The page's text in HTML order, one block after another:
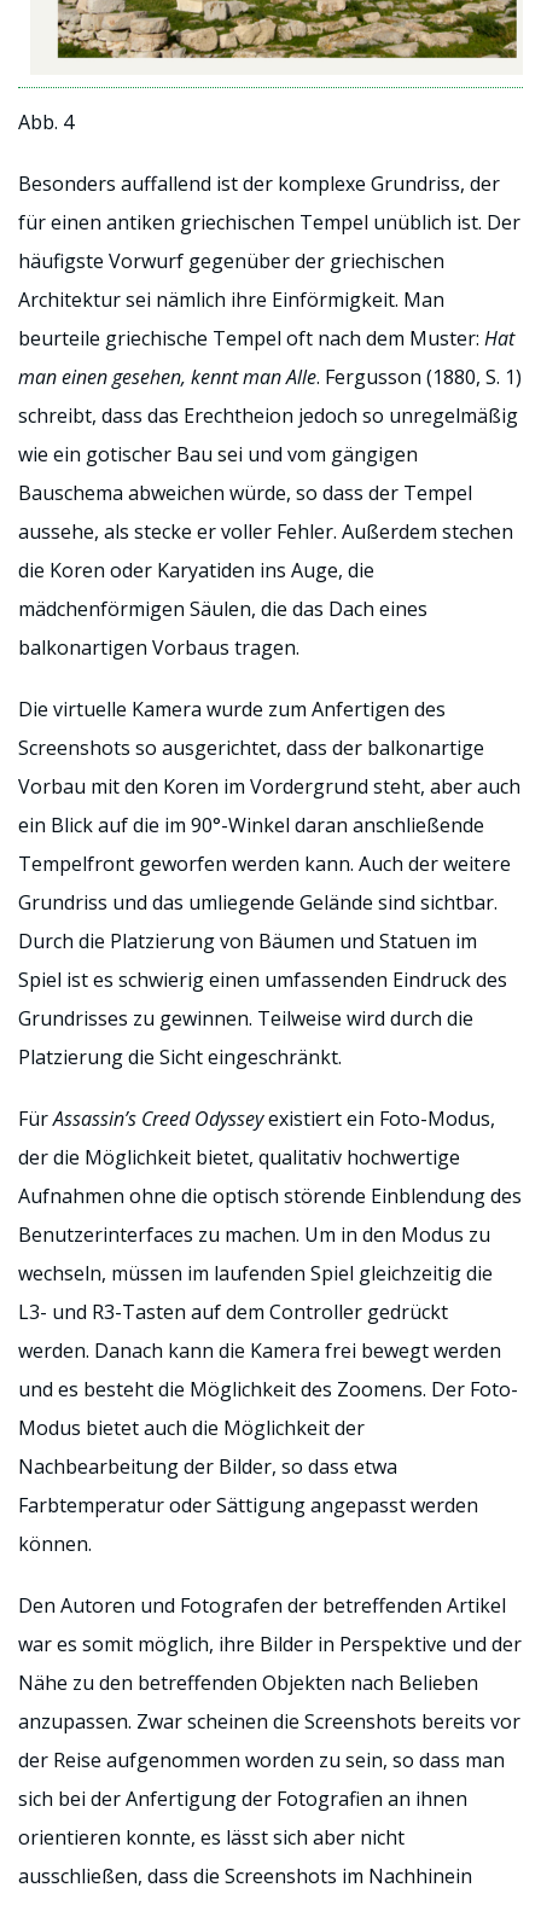
Abb. 4
Besonders auffallend ist der komplexe Grundriss, der
für einen antiken griechischen Tempel unüblich ist. Der
häufigste Vorwurf gegenüber der griechischen
Architektur sei nämlich ihre Einförmigkeit. Man
beurteile griechische Tempel oft nach dem Muster: Hat
man einen gesehen, kennt man Alle. Fergusson (1880, S. 1)
schreibt, dass das Erechtheion jedoch so unregelmäßig
wie ein gotischer Bau sei und vom gängigen
Bauschema abweichen würde, so dass der Tempel
aussehe, als stecke er voller Fehler. Außerdem stechen
die Koren oder Karyatiden ins Auge, die
mädchenförmigen Säulen, die das Dach eines
balkonartigen Vorbaus tragen.
Die virtuelle Kamera wurde zum Anfertigen des
Screenshots so ausgerichtet, dass der balkonartige
Vorbau mit den Koren im Vordergrund steht, aber auch
ein Blick auf die im 90°-Winkel daran anschließende
Tempelfront geworfen werden kann. Auch der weitere
Grundriss und das umliegende Gelände sind sichtbar.
Durch die Platzierung von Bäumen und Statuen im
Spiel ist es schwierig einen umfassenden Eindruck des
Grundrisses zu gewinnen. Teilweise wird durch die
Platzierung die Sicht eingeschränkt.
FürAssassin’s Creed Odysseyexistiert ein Foto-Modus,
der die Möglichkeit bietet, qualitativ hochwertige
Aufnahmen ohne die optisch störende Einblendung des
Benutzerinterfaces zu machen. Um in den Modus zu
wechseln, müssen im laufenden Spiel gleichzeitig die
L3- und R3-Tasten auf dem Controller gedrückt
werden. Danach kann die Kamera frei bewegt werden
und es besteht die Möglichkeit des Zoomens. Der Foto-
Modus bietet auch die Möglichkeit der
Nachbearbeitung der Bilder, so dass etwa
Farbtemperatur oder Sättigung angepasst werden
können.
Den Autoren und Fotografen der betreffenden Artikel
war es somit möglich, ihre Bilder in Perspektive und der
Nähe zu den betreffenden Objekten nach Belieben
anzupassen. Zwar scheinen die Screenshots bereits vor
der Reise aufgenommen worden zu sein, so dass man
sich bei der Anfertigung der Fotografien an ihnen
orientieren konnte, es lässt sich aber nicht
ausschließen, dass die Screenshots im Nachhinein